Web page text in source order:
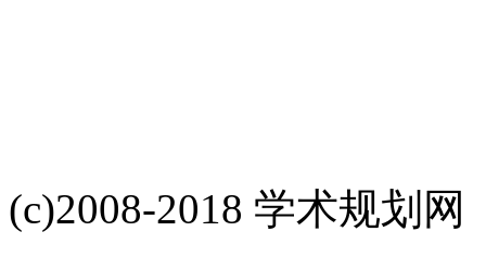
(c)2008-2018 学术规划网